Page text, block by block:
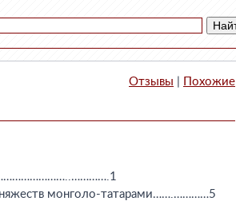
Отзывы Похожие
княжеств монголо-татарами…….…………5